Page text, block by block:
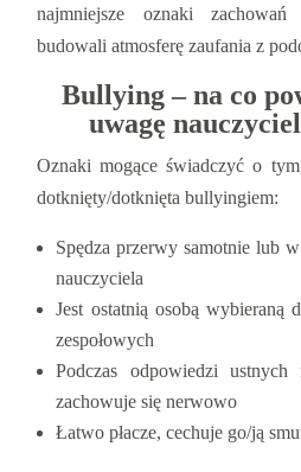
najmniejsze oznaki
budowali atmosferę zaufania z
Bullying – na co
uwagę
Oznaki mogące świadczyć o
dotknięty/dotknięta bullyingiem:
Spędza przerwy samotnie lub
nauczyciela
Jest ostatnią osobą
zespołowych
Podczas odpowiedzi
zachowuje się nerwowo
Łatwo płacze, cechuje go/ją